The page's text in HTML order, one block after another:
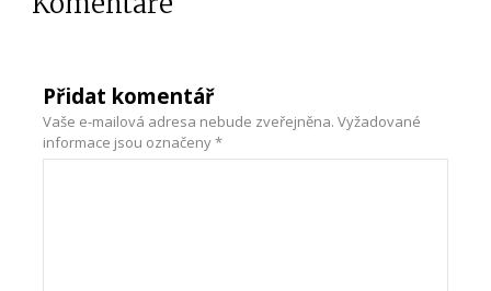
Přidat komentář
Vaše e-mailová adresa nebude zveřejněna. Vyžadované
informace jsou označeny*